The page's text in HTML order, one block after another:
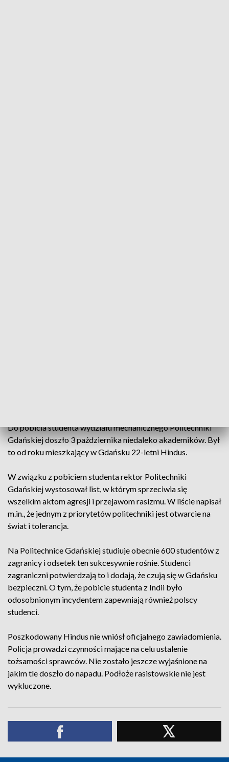
Do pobicia studenta wydziału mechanicznego Politechniki
Gdańskiej doszło 3 października niedaleko akademików. Był
to od roku mieszkający w Gdańsku 22-letni Hindus.
W związku z pobiciem studenta rektor Politechniki
Gdańskiej wystosował list, w którym sprzeciwia się
wszelkim aktom agresji i przejawom rasizmu. W liście napisał
m.in., że jednym z priorytetów politechniki jest otwarcie na
świat i tolerancja.
Na Politechnice Gdańskiej studiuje obecnie 600 studentów z
zagranicy i odsetek ten sukcesywnie rośnie. Studenci
zagraniczni potwierdzają to i dodają, że czują się w Gdańsku
bezpieczni. O tym, że pobicie studenta z Indii było
odosobnionym incydentem zapewniają również polscy
studenci.
Poszkodowany Hindus nie wniósł oficjalnego zawiadomienia.
Policja prowadzi czynności mające na celu ustalenie
tożsamości sprawców. Nie zostało jeszcze wyjaśnione na
jakim tle doszło do napadu. Podłoże rasistowskie nie jest
wykluczone.